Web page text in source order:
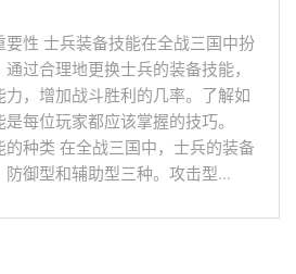
性 士兵装备技能在全战三国中扮
过合理地更换士兵的装备技能，
，增加战斗胜利的几率。了解如
每位玩家都应该掌握的技巧。
种类 在全战三国中，士兵的装备
御型和辅助型三种。攻击型...